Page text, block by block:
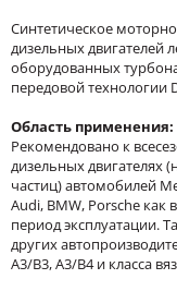
Синтетическое
дизельных двигателей
оборудованных
передовой технологии
Область применения:
Рекомендовано к
дизельных двигателях
частиц) автомобилей
Audi, BMW, Porsche как
период эксплуатации.
других
A3/B3, A3/B4 и класса